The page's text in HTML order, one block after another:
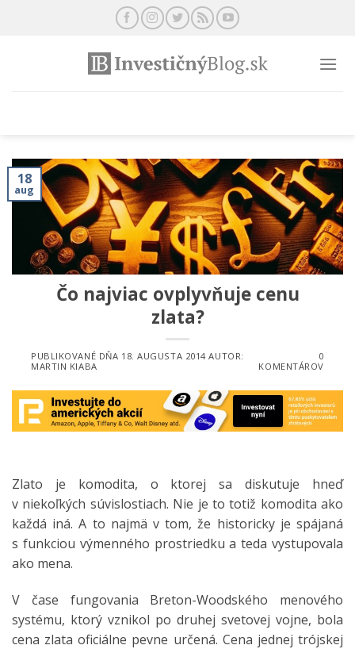
18
aug
Čo najviac ovplyvňuje cenu
zlata?
PUBLIKOVANÉ DŇA 18. AUGUSTA 2014AUTOR:
MARTIN KIABA
0
KOMENTÁROV
Zlato je komodita, o ktorej sa diskutuje hneď
v niekoľkých súvislostiach. Nie je to totiž komodita ako
každá iná. A to najmä v tom, že historicky je spájaná
s funkciou výmenného prostriedku a teda vystupovala
ako mena.
V čase fungovania Breton-Woodského menového
systému, ktorý vznikol po druhej svetovej vojne, bola
cena zlata oficiálne pevne určená. Cena jednej trójskej